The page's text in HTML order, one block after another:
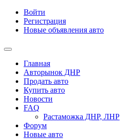
Войти
Регистрация
Новые объявления авто
Главная
Авторынок ДНР
Продать авто
Купить авто
Новости
FAQ
Растаможка ДНР, ЛНР
Форум
Новые авто